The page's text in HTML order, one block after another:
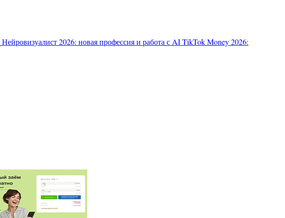
Нейровизуалист 2026: новая профессия и работа с AITikTok Money 2026: